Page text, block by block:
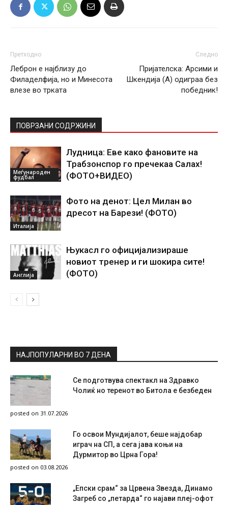
Претходно
Леброн е најблизу до
Филаделфија, но и Минесота
влезе во трката
Следно
Пријателска: Арсими и
Шкендија (А) одиграа без
победник!
ПОВРЗАНИ СОДРЖИНИ
Меѓународен
фудбал
Лудница: Еве како фановите на
Трабзонспор го пречекаа Салах!
(ФОТО+ВИДЕО)
Италија
Фото на денот: Цел Милан во
дресот на Барези! (ФОТО)
Англија
Њукасл го официјализираше
новиот тренер и ги шокира сите!
(ФОТО)
НАЈПОПУЛАРНИ ВО 7 ДЕНА
Се подготвува спектакл на Здравко
Чолиќ но теренот во Битола е безбеден
posted on 31.07.2026
Го освои Мундијалот, беше најдобар
играч на СП, а сега јава коњи на
Дурмитор во Црна Гора!
posted on 03.08.2026
„Епски срам“ за Црвена Звезда, Динамо
Загреб со „петарда“ го најави плеј-офот